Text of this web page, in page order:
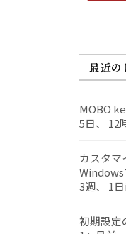
最近の
MOBO
5日、 12
カスタマ
3週、 1
初期設定